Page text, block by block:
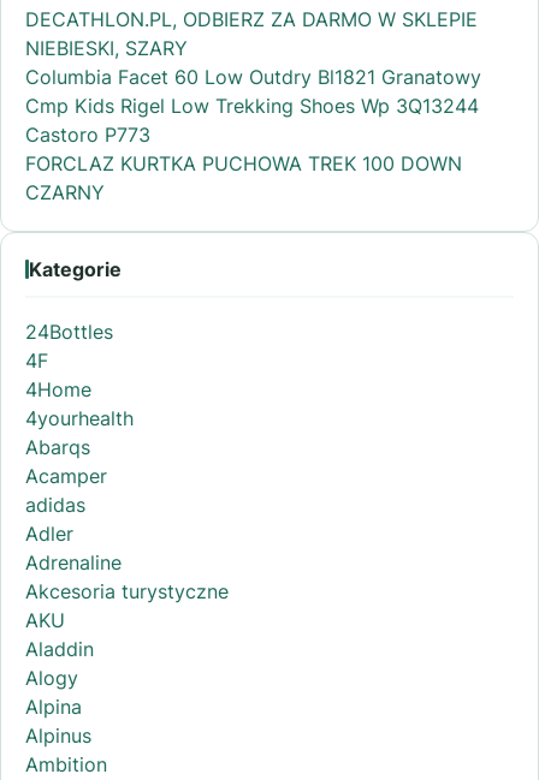
DECATHLON.PL, ODBIERZ ZA DARMO W SKLEPIE
NIEBIESKI, SZARY
Columbia Facet 60 Low Outdry Bl1821 Granatowy
Cmp Kids Rigel Low Trekking Shoes Wp 3Q13244
Castoro P773
FORCLAZ KURTKA PUCHOWA TREK 100 DOWN
CZARNY
Kategorie
24Bottles
4F
4Home
4yourhealth
Abarqs
Acamper
adidas
Adler
Adrenaline
Akcesoria turystyczne
AKU
Aladdin
Alogy
Alpina
Alpinus
Ambition